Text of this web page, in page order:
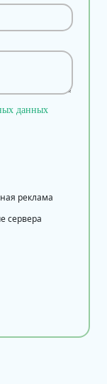
данных
реклама
сервера